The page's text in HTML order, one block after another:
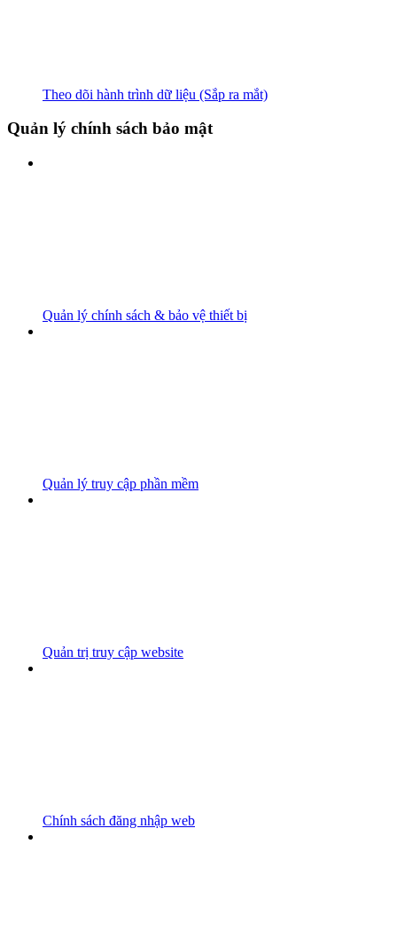
Theo dõi hành trình dữ liệu (Sắp ra mắt)
Quản lý chính sách bảo mật
Quản lý chính sách & bảo vệ thiết bị
Quản lý truy cập phần mềm
Quản trị truy cập website
Chính sách đăng nhập web